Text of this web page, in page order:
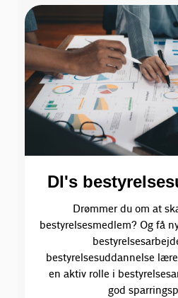
DI's
Drømmer du om at
bestyrelsesmedlem? Og få
bestyrelsesuddannelse
en aktiv rolle i
god